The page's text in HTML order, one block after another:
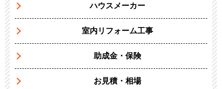
ハウスメーカー
室内リフォーム工事
助成金・保険
お見積・相場